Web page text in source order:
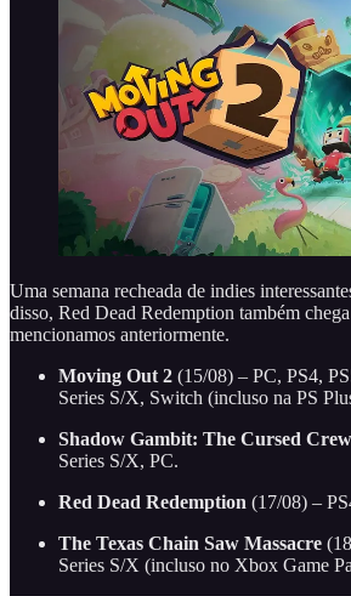
Uma semana recheada de indies
disso, Red Dead Redemption também
mencionamos anteriormente.
Moving Out 2 (15/08) – PC, PS4,
Series S/X, Switch (incluso na PS
Shadow Gambit: The Cursed Crew
Series S/X, PC.
Red Dead Redemption (17/08) –
The Texas Chain Saw Massacre
Series S/X (incluso no Xbox Game